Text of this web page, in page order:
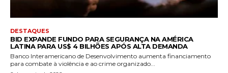
DESTAQUES
BID EXPANDE FUNDO PARA SEGURANÇA NA AMÉRICA
LATINA PARA US$ 4 BILHÕES APÓS ALTA DEMANDA
Banco Interamericano de Desenvolvimento aumenta financiamento
para combate à violência e ao crime organizado...